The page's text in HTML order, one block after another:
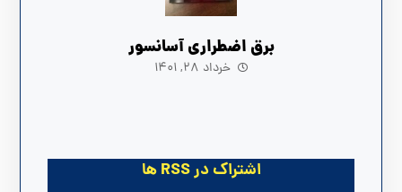
برق اضطراری آسانسور
خرداد ۲۸, ۱۴۰۱
اشتراک در RSS ها